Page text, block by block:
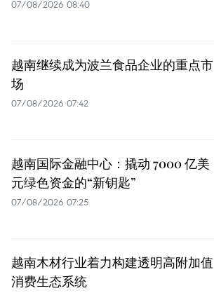
07/08/2026 08:40
越南继续成为波兰食品企业的重点市
场
07/08/2026 07:42
越南国际金融中心：撬动 7000 亿美
元绿色资金的“新钥匙”
07/08/2026 07:25
越南木材行业着力构建透明高附加值
消费生态系统